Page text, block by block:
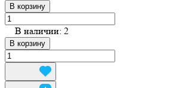
В корзину
В наличии: 2
В корзину